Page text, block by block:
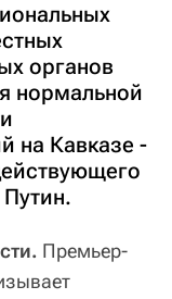
органов
нормальной
на Кавказе -
Премьер-